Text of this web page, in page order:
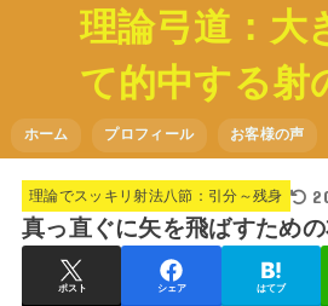
理論弓道：大
て的中する射
ホーム プロフィール お客様の声
理論でスッキリ射法八節：引分～残身
真っ直ぐに矢を飛ばすため
ポスト シェア はてブ